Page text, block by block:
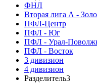
ФНЛ
Вторая лига А -
ПФЛ-Центр
ПФЛ - Юг
ПФЛ - Урал-
ПФЛ - Восток
3 дивизион
4 дивизион
Разделитель3